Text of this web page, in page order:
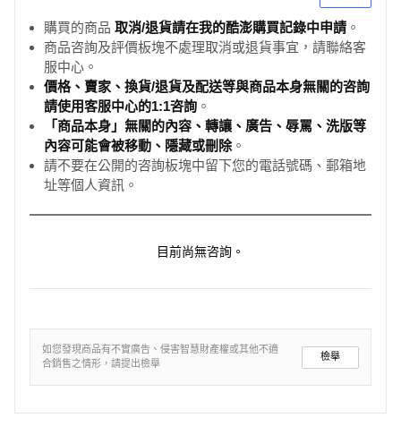
購買的商品 取消/退貨請在我的酷澎購買記錄中申請 。
商品咨詢及評價板塊不處理取消或退貨事宜，請聯絡客
服中心。
價格、賣家、換貨/退貨及配送等與商品本身無關的咨詢
請使用客服中心的1:1咨詢 。
「商品本身」無關的內容、轉讓、廣告、辱罵、洗版等
內容可能會被移動、隱藏或刪除。
請不要在公開的咨詢板塊中留下您的電話號碼、郵箱地
址等個人資訊。
目前尚無咨詢。
如您發現商品有不實廣告、侵害智慧財產權或其他不適
合銷售之情形，請提出檢舉
檢舉